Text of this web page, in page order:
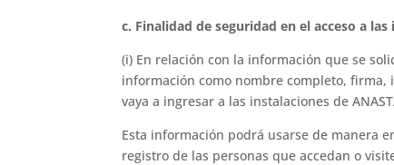
c. Finalidad de seguridad en el acceso a
(i) En relación con la información que se
información como nombre completo,
vaya a ingresar a las instalaciones de
Esta información podrá usarse de manera
registro de las personas que accedan o